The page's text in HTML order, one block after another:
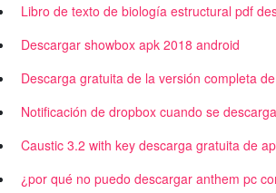
Libro de texto de biología estructural pdf
Descargar showbox apk 2018 android
Descarga gratuita de la versión completa
Notificación de dropbox cuando se
Caustic 3.2 with key descarga gratuita de
¿por qué no puedo descargar anthem pc